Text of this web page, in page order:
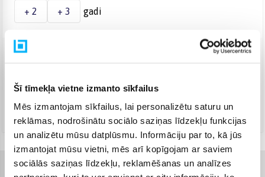
Šī tīmekļa vietne izmanto sīkfailus
Mēs izmantojam sīkfailus, lai personalizētu saturu un
reklāmas, nodrošinātu sociālo saziņas līdzekļu funkcijas
un analizētu mūsu datplūsmu. Informāciju par to, kā jūs
izmantojat mūsu vietni, mēs arī kopīgojam ar saviem
sociālās saziņas līdzekļu, reklamēšanas un analīzes
+ 2 + 3 gadi
Augusts 11d. - Augusts 13d.
DPD kurjers (5,99 €)
Augusts 11d. - Augusts 13d.